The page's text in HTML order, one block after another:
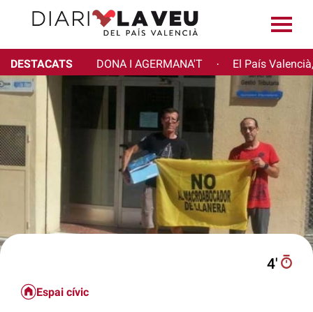
DESTACATS DONA I AGERMANA'T · El País
4′
Espai cívic